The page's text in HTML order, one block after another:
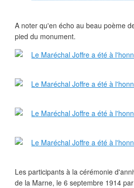
A noter qu'en écho au beau poème
pied du monument.
Les participants à la cérémonie
de la Marne, le 6 septembre 1914